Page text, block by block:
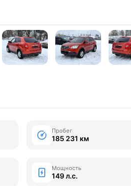
Пробег
185 231 км
Мощность
149 л.с.